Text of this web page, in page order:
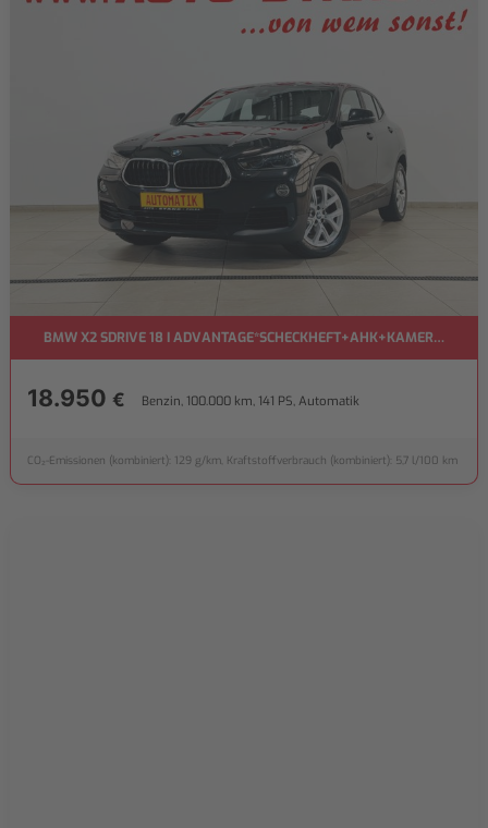
BMW X2 SDRIVE 18 I ADVANTAGE*SCHECKHEFT+AHK+KAMERA*
18.950 € Benzin, 100.000 km, 141 PS, Automatik
CO₂-Emissionen (kombiniert): 129 g/km, Kraftstoffverbrauch (kombiniert): 5,7 l/100 km